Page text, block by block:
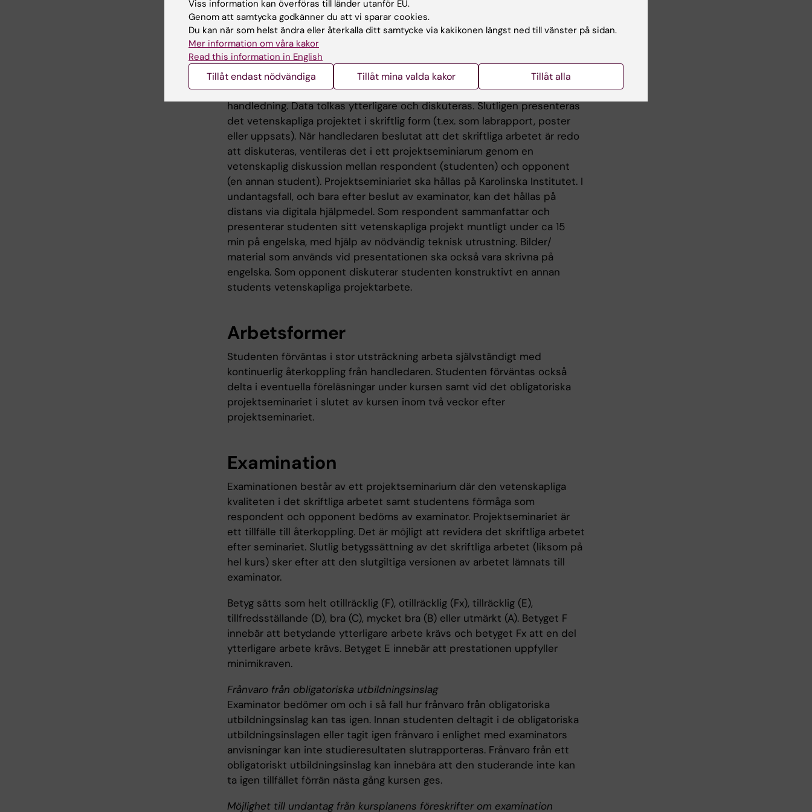
psykometriska utvärderingar av instrument med relevans för
psykologi
systematiska litteraturstudier, t.ex. metaanalys
primär analys av insamlade data
sekundär analys av publicerade data
Studenten arbetar sedan med det vetenskapliga projektarbetet under
handledning. Data tolkas ytterligare och diskuteras. Slutligen presenteras
det vetenskapliga projektet i skriftlig form (t.ex. som labrapport, poster
eller uppsats). När handledaren beslutat att det skriftliga arbetet är redo
att diskuteras, ventileras det i ett projektseminiarum genom en
vetenskaplig diskussion mellan respondent (studenten) och opponent
(en annan student). Projektseminiariet ska hållas på Karolinska Institutet. I
undantagsfall, och bara efter beslut av examinator, kan det hållas på
distans via digitala hjälpmedel. Som respondent sammanfattar och
presenterar studenten sitt vetenskapliga projekt muntligt under ca 15
min på engelska, med hjälp av nödvändig teknisk utrustning. Bilder/
material som används vid presentationen ska också vara skrivna på
engelska. Som opponent diskuterar studenten konstruktivt en annan
students vetenskapliga projektarbete.
Arbetsformer
Studenten förväntas i stor utsträckning arbeta självständigt med
kontinuerlig återkoppling från handledaren. Studenten förväntas också
delta i eventuella föreläsningar under kursen samt vid det obligatoriska
projektseminariet i slutet av kursen inom två veckor efter
projektseminariet.
Examination
Examinationen består av ett projektseminarium där den vetenskapliga
kvaliteten i det skriftliga arbetet samt studentens förmåga som
respondent och opponent bedöms av examinator. Projektseminariet är
ett tillfälle till återkoppling. Det är möjligt att revidera det skriftliga arbetet
efter seminariet. Slutlig betygssättning av det skriftliga arbetet (liksom på
hel kurs) sker efter att den slutgiltiga versionen av arbetet lämnats till
examinator.
Betyg sätts som helt otillräcklig (F), otillräcklig (Fx), tillräcklig (E),
tillfredsställande (D), bra (C), mycket bra (B) eller utmärkt (A). Betyget F
innebär att betydande ytterligare arbete krävs och betyget Fx att en del
ytterligare arbete krävs. Betyget E innebär att prestationen uppfyller
minimikraven.
Frånvaro från obligatoriska utbildningsinslag
Examinator bedömer om och i så fall hur frånvaro från obligatoriska
utbildningsinslag kan tas igen. Innan studenten deltagit i de obligatoriska
utbildningsinslagen eller tagit igen frånvaro i enlighet med examinators
anvisningar kan inte studieresultaten slutrapporteras. Frånvaro från ett
obligatoriskt utbildningsinslag kan innebära att den studerande inte kan
ta igen tillfället förrän nästa gång kursen ges.
Möjlighet till undantag från kursplanens föreskrifter om examination
Viss information kan överföras till länder utanför EU.
Genom att samtycka godkänner du att vi sparar cookies.
Du kan när som helst ändra eller återkalla ditt samtycke via kakikonen längst ned till vänster på sidan.
Mer information om våra kakor
Read this information in English
Tillåt endast nödvändiga Tillåt mina valda kakor Tillåt alla